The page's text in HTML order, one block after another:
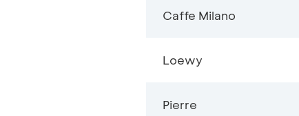
Caffe Milano
Loewy
Pierre